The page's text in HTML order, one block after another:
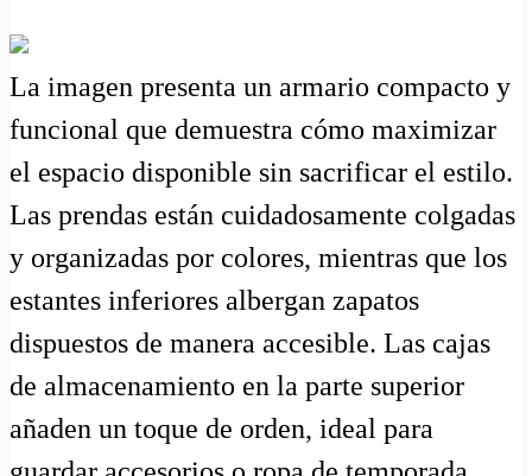
La imagen presenta un armario compacto y
funcional que demuestra cómo maximizar
el espacio disponible sin sacrificar el estilo.
Las prendas están cuidadosamente colgadas
y organizadas por colores, mientras que los
estantes inferiores albergan zapatos
dispuestos de manera accesible. Las cajas
de almacenamiento en la parte superior
añaden un toque de orden, ideal para